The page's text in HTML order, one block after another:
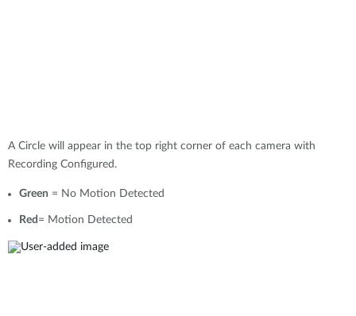
A Circle will appear in the top right corner of each camera with
Recording Configured.
Green = No Motion Detected
Red = Motion Detected